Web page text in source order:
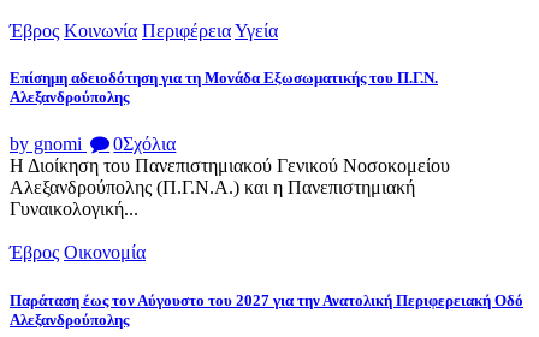
Έβρος Κοινωνία ΠεριφέρειαΥγεία
Επίσημη αδειοδότηση για τη Μονάδα Εξωσωματικής του Π.Γ.Ν.
Αλεξανδρούπολης
by gnomi 0Σχόλια
Η Διοίκηση του Πανεπιστημιακού Γενικού Νοσοκομείου
Αλεξανδρούπολης (Π.Γ.Ν.Α.) και η Πανεπιστημιακή
Γυναικολογική...
Έβρος Οικονομία
Παράταση έως τον Αύγουστο του 2027 για την Ανατολική Περιφερειακή Οδό
Αλεξανδρούπολης